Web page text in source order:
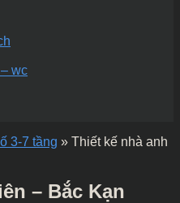
wc
3-7 tầng » Thiết kế nhà anh
– Bắc Kạn